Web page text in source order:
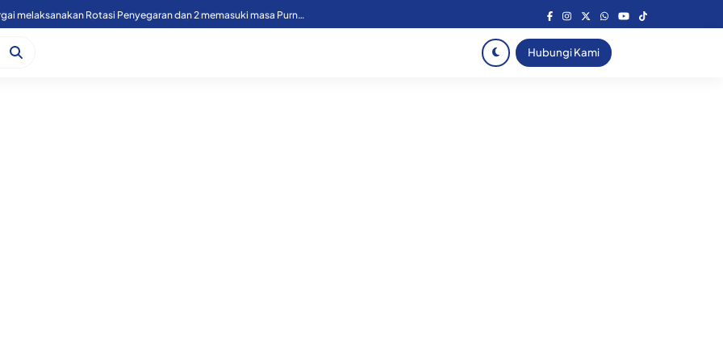
49 Personil Polres Sergai melaksanakan Rotasi Penyegaran dan 2 memasuki masa Purnawirawan
Hubungi Kami